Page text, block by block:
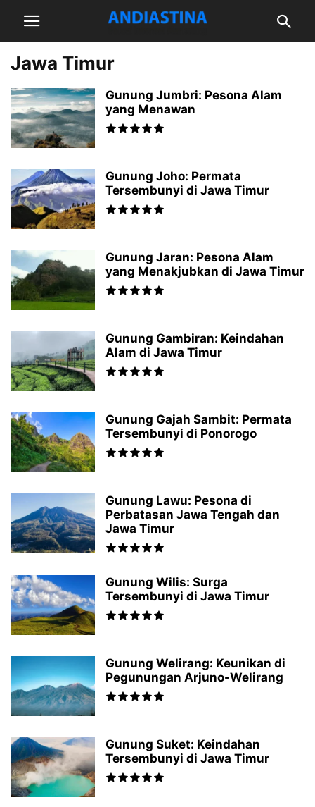
Jawa Timur
Gunung Jumbri: Pesona Alam
yang Menawan
Gunung Joho: Permata
Tersembunyi di Jawa Timur
Gunung Jaran: Pesona Alam
yang Menakjubkan di Jawa Timur
Gunung Gambiran: Keindahan
Alam di Jawa Timur
Gunung Gajah Sambit: Permata
Tersembunyi di Ponorogo
Gunung Lawu: Pesona di
Perbatasan Jawa Tengah dan
Jawa Timur
Gunung Wilis: Surga
Tersembunyi di Jawa Timur
Gunung Welirang: Keunikan di
Pegunungan Arjuno-Welirang
Gunung Suket: Keindahan
Tersembunyi di Jawa Timur